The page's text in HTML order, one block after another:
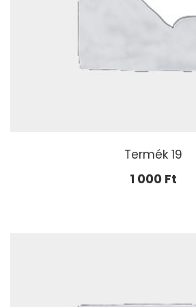
Termék 19
1 000 Ft